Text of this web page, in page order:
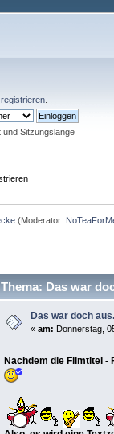
registrieren.
und Sitzungslänge
(Moderator:
Thema: Das war
Das war doch
« am: Donnerstag,
Nachdem die Filmtitel